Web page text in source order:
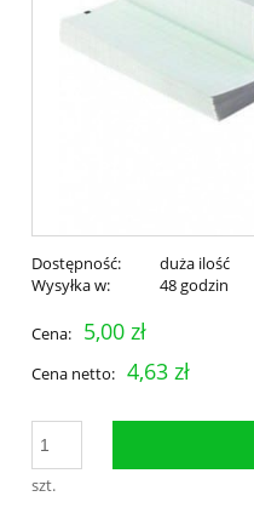
Dostępność:
duża ilość
Wysyłka w:
48 godzin
Cena: 5,00 zł
Cena netto: 4,63 zł
szt.